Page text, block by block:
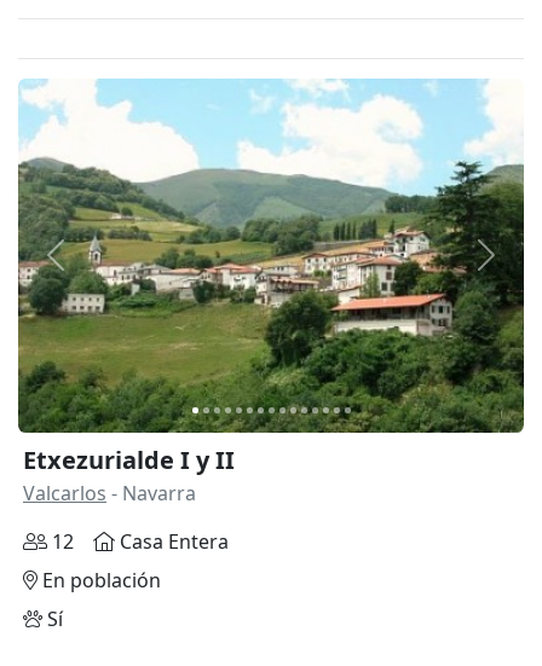
Anterior
Etxezurialde I y II
Valcarlos - Navarra
12
Casa Entera
En población
Sí